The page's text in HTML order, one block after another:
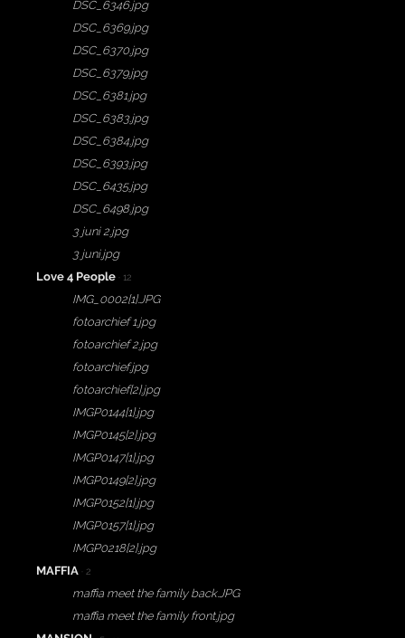
DSC_6346.jpg
DSC_6369.jpg
DSC_6370.jpg
DSC_6379.jpg
DSC_6381.jpg
DSC_6383.jpg
DSC_6384.jpg
DSC_6393.jpg
DSC_6435.jpg
DSC_6498.jpg
3 juni 2.jpg
3 juni.jpg
Love 4 People
· 12
IMG_0002[1].JPG
fotoarchief 1.jpg
fotoarchief 2.jpg
fotoarchief.jpg
fotoarchief[2].jpg
IMGP0144[1].jpg
IMGP0145[2].jpg
IMGP0147[1].jpg
IMGP0149[2].jpg
IMGP0152[1].jpg
IMGP0157[1].jpg
IMGP0218[2].jpg
MAFFIA
· 2
maffia meet the family back.JPG
maffia meet the family front.jpg